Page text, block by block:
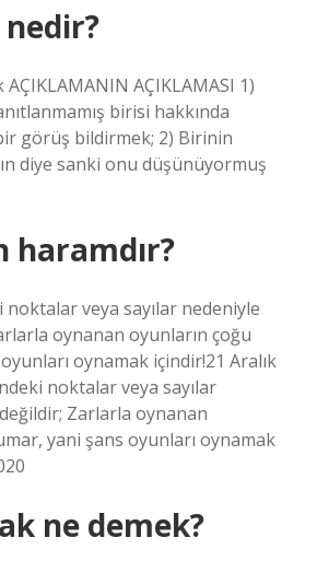
AÇIKLAMASI 1)
birisi hakkında
görüş bildirmek; 2) Birinin
diye sanki onu düşünüyormuş
haramdır?
veya sayılar nedeniyle
oynanan oyunların çoğu
oynamak içindir!21 Aralık
noktalar veya sayılar
Zarlarla oynanan
yani şans oyunları oynamak
ne demek?